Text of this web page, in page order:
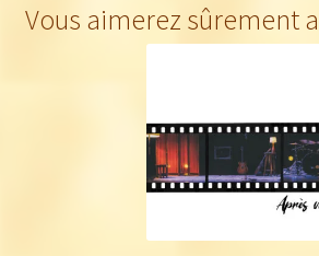
Vous aimerez sûrement